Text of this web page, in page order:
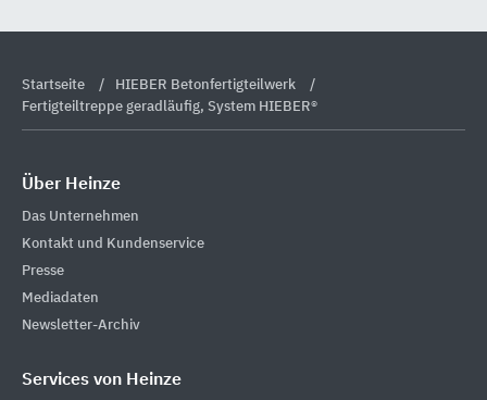
Startseite
HIEBER Betonfertigteilwerk
Fertigteiltreppe geradläufig, System HIEBER®
Über Heinze
Das Unternehmen
Kontakt und Kundenservice
Presse
Mediadaten
Newsletter-Archiv
Services von Heinze